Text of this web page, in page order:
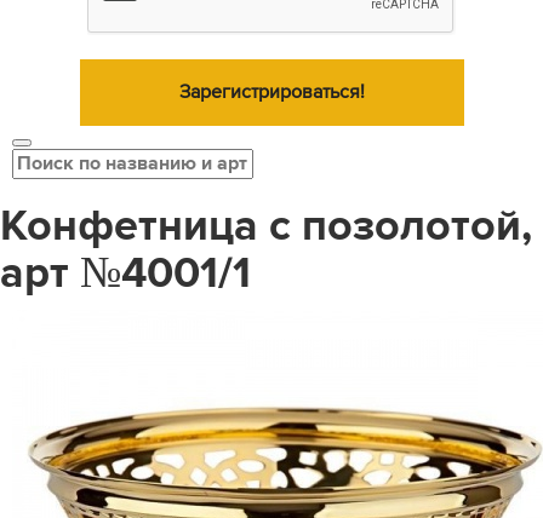
Зарегистрироваться!
Конфетница с позолотой,
арт №4001/1